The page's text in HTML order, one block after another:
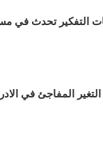
التفكير تحدث في
المفاجئ في